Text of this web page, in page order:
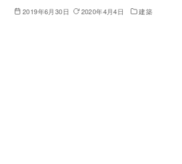
2019年6月30日 2020年4月4日 建築